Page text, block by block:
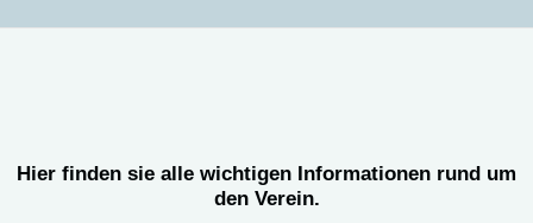
Hier finden sie alle wichtigen Informationen rund um
den Verein.